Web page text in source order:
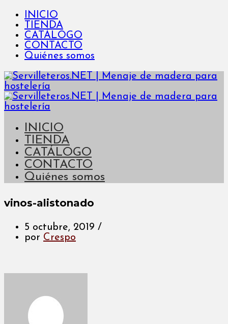
INICIO
TIENDA
CATÁLOGO
CONTACTO
Quiénes somos
INICIO
TIENDA
CATÁLOGO
CONTACTO
Quiénes somos
vinos-alistonado
5 octubre, 2019 /
por Crespo